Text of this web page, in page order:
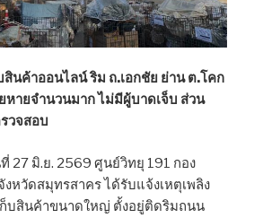
สินค้าออนไลน์ ริม ถ.เอกชัย ย่าน ต.โคก
หายจำนวนมาก ไม่มีผู้บาดเจ็บ ส่วน
วจสอบ
27 มิ.ย. 2569 ศูนย์วิทยุ 191 กอง
หวัดสมุทรสาคร ได้รับแจ้งเหตุเพลิง
ก็บสินค้าขนาดใหญ่ ตั้งอยู่ติดริมถนน